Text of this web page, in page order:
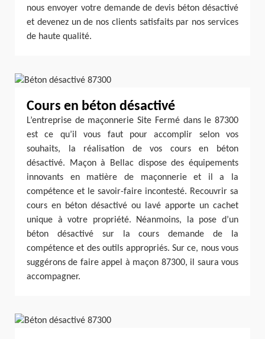
nous envoyer votre demande de devis béton désactivé
et devenez un de nos clients satisfaits par nos services
de haute qualité.
Cours en béton désactivé
L’entreprise de maçonnerie Site Fermé dans le 87300
est ce qu’il vous faut pour accomplir selon vos
souhaits, la réalisation de vos cours en béton
désactivé. Maçon à Bellac dispose des équipements
innovants en matière de maçonnerie et il a la
compétence et le savoir-faire incontesté. Recouvrir sa
cours en béton désactivé ou lavé apporte un cachet
unique à votre propriété. Néanmoins, la pose d’un
béton désactivé sur la cours demande de la
compétence et des outils appropriés. Sur ce, nous vous
suggérons de faire appel à maçon 87300, il saura vous
accompagner.